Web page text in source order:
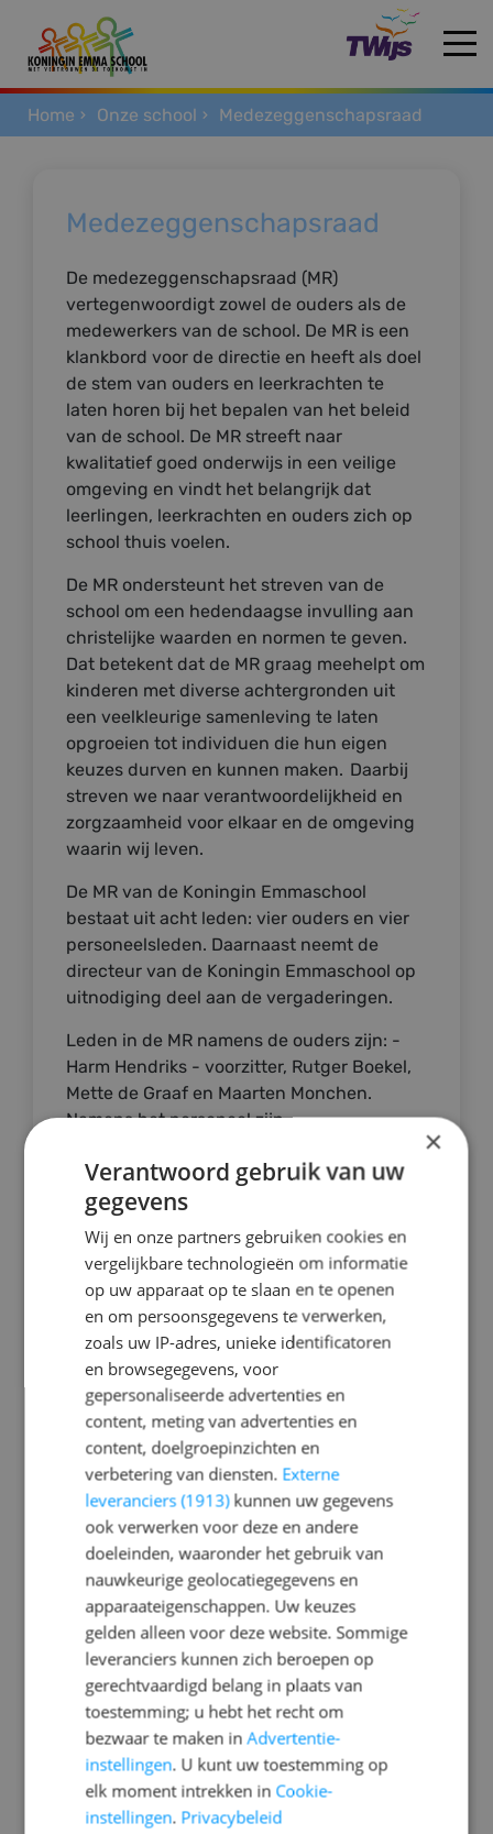
HOME
Home Onze school Medezeggenschapsraad
Medezeggenschapsraad
De medezeggenschapsraad (MR)
vertegenwoordigt zowel de ouders als de
medewerkers van de school. De MR is een
klankbord voor de directie en heeft als doel
de stem van ouders en leerkrachten te
laten horen bij het bepalen van het beleid
van de school. De MR streeft naar
kwalitatief goed onderwijs in een veilige
omgeving en vindt het belangrijk dat
leerlingen, leerkrachten en ouders zich op
school thuis voelen.
De MR ondersteunt het streven van de
school om een hedendaagse invulling aan
christelijke waarden en normen te geven.
Dat betekent dat de MR graag meehelpt om
kinderen met diverse achtergronden uit
een veelkleurige samenleving te laten
opgroeien tot individuen die hun eigen
keuzes durven en kunnen maken. Daarbij
streven we naar verantwoordelijkheid en
zorgzaamheid voor elkaar en de omgeving
waarin wij leven.
De MR van de Koningin Emmaschool
bestaat uit acht leden: vier ouders en vier
personeelsleden. Daarnaast neemt de
directeur van de Koningin Emmaschool op
uitnodiging deel aan de vergaderingen.
Leden in de MR namens de ouders zijn: -
Harm Hendriks - voorzitter, Rutger Boekel,
Mette de Graaf en Maarten Monchen.
Namens het personeel zijn
Froukje Breman, Inez Siezenga en Sabrina
Ravenhorst.
De MR vergadert maandelijks in school en
overlegt over diverse onderwerpen die in
de school spelen. De vergaderingen zijn
openbaar en worden aangekondigd in de
schoolgids en in de weekbrief.
De inbreng van de MR bestaat voornamelijk
uit het meedenken over en kritisch
beoordelen van ontwikkelingen en
(beleids)plannen. Onderwerpen die daarbij
zoal aan bod komen zijn:
* het onderwijssysteem
* de personeelsformatie
* de sfeer op school
* het schoolgebouw en de pleinen
* pauze- en schooltijden
* de verkeersveiligheid rond de school
De taken en bevoegdheden van de MR zijn
vastgelegd in de wet Medezeggenschap
Onderwijs 1992. Afhankelijk van het
onderwerp heeft de MR adviesrecht of
instemmingsrecht. Dat betekent dat de MR
×
Verantwoord gebruik van uw
gegevens
Wij en onze partners gebruiken cookies en
vergelijkbare technologieën om informatie
op uw apparaat op te slaan en te openen
en om persoonsgegevens te verwerken,
zoals uw IP-adres, unieke identificatoren
en browsegegevens, voor
gepersonaliseerde advertenties en
content, meting van advertenties en
content, doelgroepinzichten en
verbetering van diensten. Externe
leveranciers (1913)kunnen uw gegevens
ook verwerken voor deze en andere
doeleinden, waaronder het gebruik van
nauwkeurige geolocatiegegevens en
apparaateigenschappen. Uw keuzes
gelden alleen voor deze website. Sommige
leveranciers kunnen zich beroepen op
gerechtvaardigd belang in plaats van
toestemming; u hebt het recht om
bezwaar te maken inAdvertentie-
instellingen. U kunt uw toestemming op
elk moment intrekken in Cookie-
instellingen. Privacybeleid